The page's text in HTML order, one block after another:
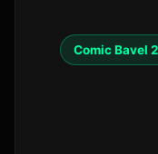
Comic Bavel